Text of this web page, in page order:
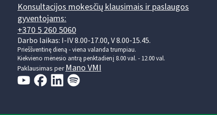
Konsultacijos mokesčių klausimais ir paslaugos
gyventojams:
+370 5 260 5060
Darbo laikas: I-IV 8.00-17.00, V 8.00-15.45.
Prieššventinę dieną - viena valanda trumpiau.
Kiekvieno mėnesio antrą penktadienį 8.00 val. - 12.00 val.
Paklausimas per Mano VMI